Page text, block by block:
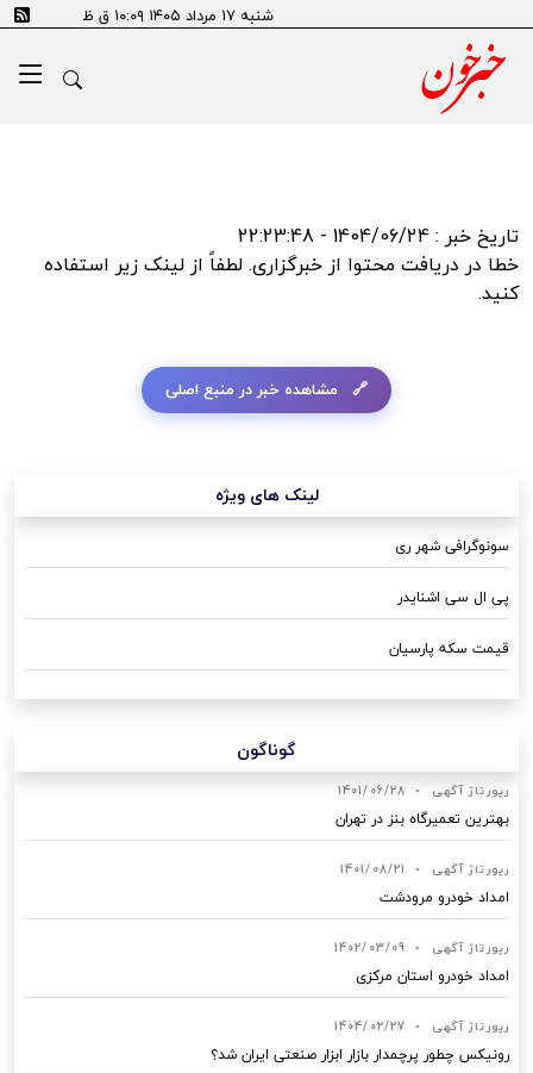
شنبه ۱۷ مرداد ۱۴۰۵ ۱۰:۰۹ ق ظ
error:Could not resolve host: tn.ai
تاریخ خبر : 1404/06/24 - 22:23:48
خطا در دریافت محتوا از خبرگزاری. لطفاً از لینک زیر استفاده
کنید.
مشاهده خبر در منبع اصلی
لینک های ویژه
سونوگرافی شهر ری
پی ال سی اشنایدر
قیمت سکه پارسیان
گوناگون
رپورتاژ آگهی •
1401/06/28
بهترین تعمیرگاه بنز در تهران
رپورتاژ آگهی •
1401/08/21
امداد خودرو مرودشت
رپورتاژ آگهی •
1402/03/09
امداد خودرو استان مرکزی
رپورتاژ آگهی •
1404/02/27
رونیکس چطور پرچمدار بازار ابزار صنعتی ایران شد؟